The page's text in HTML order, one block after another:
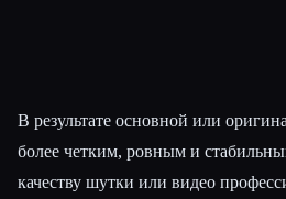
В результате основной или
более четким, ровным и
качеству шутки или видео